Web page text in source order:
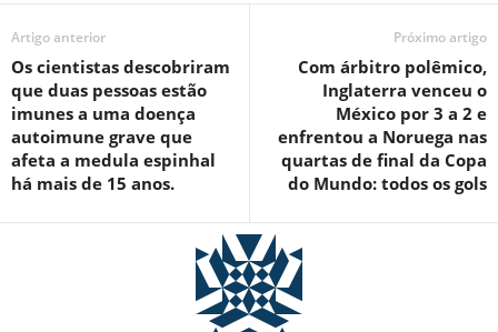
Artigo anterior
Os cientistas descobriram
que duas pessoas estão
imunes a uma doença
autoimune grave que
afeta a medula espinhal
há mais de 15 anos.
Próximo artigo
Com árbitro polêmico,
Inglaterra venceu o
México por 3 a 2 e
enfrentou a Noruega nas
quartas de final da Copa
do Mundo: todos os gols